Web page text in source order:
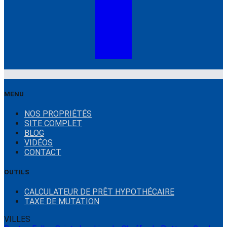
MENU
NOS PROPRIÉTÉS
SITE COMPLET
BLOG
VIDÉOS
CONTACT
OUTILS
CALCULATEUR DE PRÊT HYPOTHÉCAIRE
TAXE DE MUTATION
VILLES